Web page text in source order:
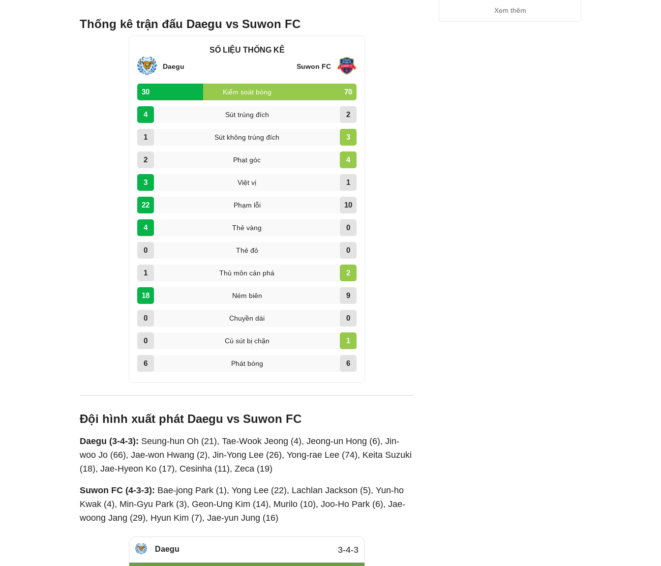
Thống kê trận đấu Daegu vs Suwon FC
SỐ LIỆU THỐNG KÊ
Daegu Suwon FC
30 Kiểm soát bóng 70
4 Sút trúng đích 2
1 Sút không trúng đích 3
2 Phạt góc 4
3 Việt vị 1
22 Phạm lỗi 10
4 Thẻ vàng 0
0 Thẻ đỏ 0
1 Thủ môn cản phá 2
18 Ném biên 9
0 Chuyền dài 0
0 Cú sút bị chặn 1
6 Phát bóng 6
Đội hình xuất phát Daegu vs Suwon FC
Daegu (3-4-3): Seung-hun Oh (21), Tae-Wook Jeong (4), Jeong-un Hong (6), Jin-
woo Jo (66), Jae-won Hwang (2), Jin-Yong Lee (26), Yong-rae Lee (74), Keita Suzuki
(18), Jae-Hyeon Ko (17), Cesinha (11), Zeca (19)
Suwon FC (4-3-3): Bae-jong Park (1), Yong Lee (22), Lachlan Jackson (5), Yun-ho
Kwak (4), Min-Gyu Park (3), Geon-Ung Kim (14), Murilo (10), Joo-Ho Park (6), Jae-
woong Jang (29), Hyun Kim (7), Jae-yun Jung (16)
Daegu 3-4-3
Xem thêm